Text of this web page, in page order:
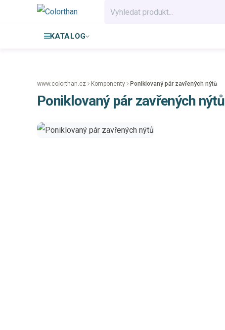
KATALOG
www.colorthan.cz Komponenty Poniklovaný pár zavřených nýtů
Poniklovaný pár zavřených nýtů